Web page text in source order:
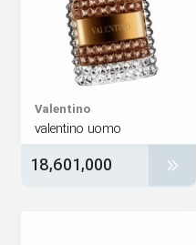
valentino uomo
18,601,000